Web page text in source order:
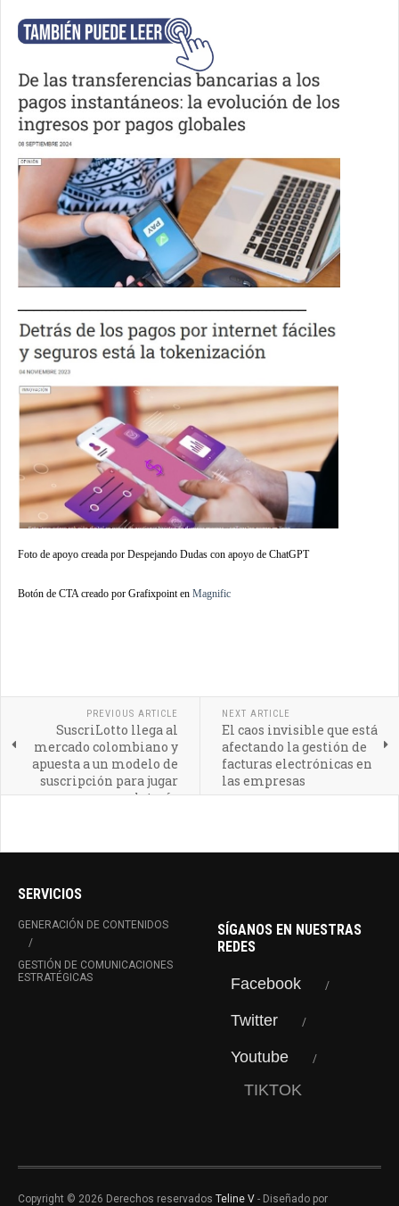
Foto de apoyo creada por Despejando Dudas con apoyo de ChatGPT
Botón de CTA creado por Grafixpoint en Magnific
PREVIOUS ARTICLE
SuscriLotto llega al
mercado colombiano y
apuesta a un modelo de
suscripción para jugar
lotería
NEXT ARTICLE
El caos invisible que está
afectando la gestión de
facturas electrónicas en
las empresas
SERVICIOS
GENERACIÓN DE CONTENIDOS
GESTIÓN DE COMUNICACIONES
ESTRATÉGICAS
SÍGANOS EN NUESTRAS
REDES
Facebook
Twitter
Youtube
TIKTOK
Copyright © 2026 Derechos reservados Teline V - Diseñado por